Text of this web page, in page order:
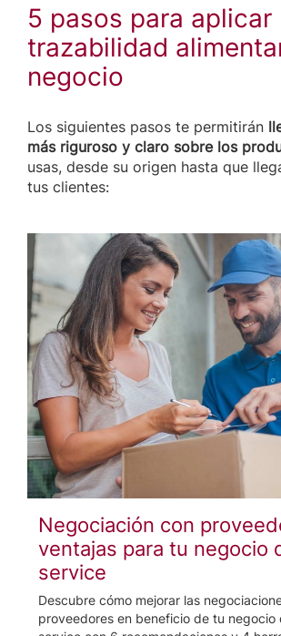
5 pasos para aplicar
trazabilidad
negocio
Los siguientes pasos te permitirán
más riguroso y claro sobre los
usas, desde su origen hasta que
tus clientes:
Negociación con
ventajas para tu negocio
service
Descubre cómo mejorar las
proveedores en beneficio de tu negocio